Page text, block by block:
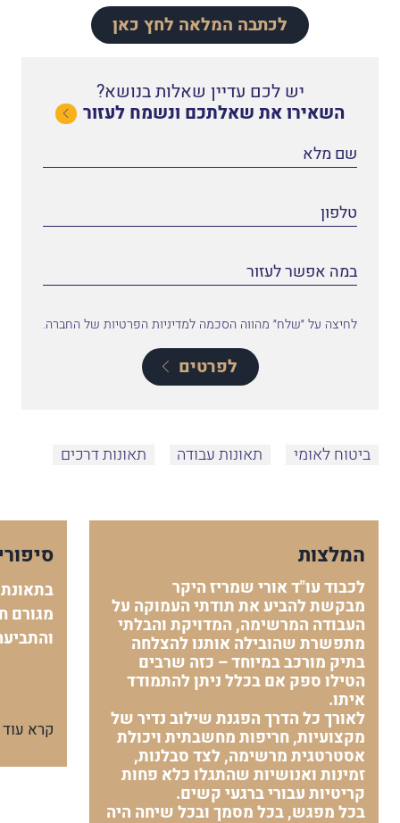
לכתבה המלאה לחץ כאן
יש לכם עדיין שאלות בנושא?
השאירו את שאלתכם ונשמח לעזור
לחיצה על ״שלח״ מהווה הסכמה למדיניות הפרטיות של החברה.
לפרטים
ביטוח לאומי תאונות עבודה תאונות דרכים
המלצות
לכבוד עו"ד אורי שמריז היקר
מבקשת להביע את תודתי העמוקה על
העבודה המרשימה, המדויקת והבלתי
מתפשרת שהובילה אותנו להצלחה
בתיק מורכב במיוחד – כזה שרבים
הטילו ספק אם בכלל ניתן להתמודד
איתו.
לאורך כל הדרך הפגנת שילוב נדיר של
מקצועיות, חריפות מחשבתית ויכולת
אסטרטגית מרשימה, לצד סבלנות,
זמינות ואנושיות שהתגלו כלא פחות
קריטיות עבורי ברגעי קשים.
בכל מפגש, בכל מסמך ובכל שיחה היה
מגורם
קרא עוד